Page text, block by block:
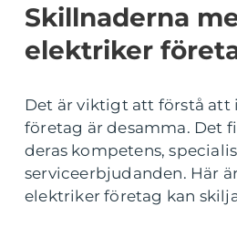
Skillnaderna
elektriker
Det är viktigt att förstå att
företag är desamma. Det
deras kompetens,
serviceerbjudanden. Här
elektriker företag kan